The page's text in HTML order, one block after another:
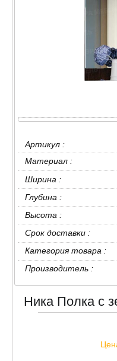
Артикул :
Материал :
Ширина :
Глубина :
Высота :
Срок доставки :
Категория товара :
Производитель :
Ника Полка с